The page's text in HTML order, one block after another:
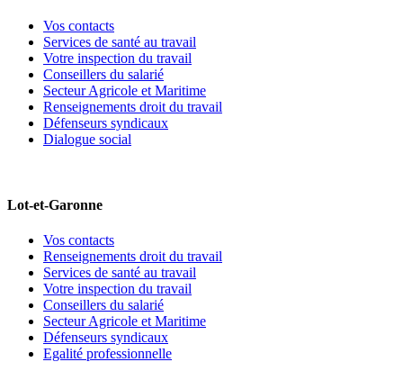
Vos contacts
Services de santé au travail
Votre inspection du travail
Conseillers du salarié
Secteur Agricole et Maritime
Renseignements droit du travail
Défenseurs syndicaux
Dialogue social
Lot-et-Garonne
Vos contacts
Renseignements droit du travail
Services de santé au travail
Votre inspection du travail
Conseillers du salarié
Secteur Agricole et Maritime
Défenseurs syndicaux
Egalité professionnelle